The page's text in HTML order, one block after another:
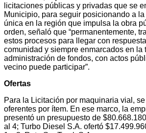
licitaciones públicas y privadas que se
Municipio, para seguir posicionando a
única en la región que impulsa la obra
orden, señaló que “permanentemente,
estos procesos para llegar con
comunidad y siempre enmarcados en la
administración de fondos, con actos
vecino puede participar”.
Ofertas
Para la Licitación por maquinaria vial,
oferentes por ítem. En ese marco, la
presentó un presupuesto de
al 4; Turbo Diesel S.A. ofertó